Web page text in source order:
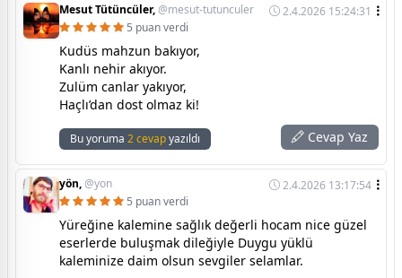
Mesut Tütüncüler,@mesut-tutunculer
2.4.2026 15:24:31
5 puan verdi
Kudüs mahzun bakıyor,
Kanlı nehir akıyor.
Zulüm canlar yakıyor,
Haçlı’dan dost olmaz ki!
Bu yoruma 2 cevapyazıldı Cevap Yaz
yön,@yon
2.4.2026 13:17:54
5 puan verdi
Yüreğine kalemine sağlık değerli hocam nice güzel
eserlerde buluşmak dileğiyle Duygu yüklü
kaleminize daim olsun sevgiler selamlar.